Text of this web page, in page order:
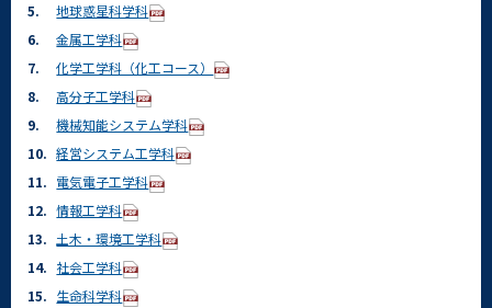
5.
地球惑星科学科
6.
金属工学科
7.
化学工学科（化工コース）
8.
高分子工学科
9.
機械知能システム学科
10. 経営システム工学科
11. 電気電子工学科
12. 情報工学科
13. 土木・環境工学科
14. 社会工学科
15. 生命科学科